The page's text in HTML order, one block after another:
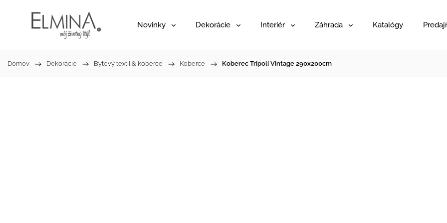
Novinky Dekorácie Interiér Záhrada Katalógy
Domov / Dekorácie / Bytový textil & koberce / Koberce / Koberec Tripoli Vintage 290x200cm